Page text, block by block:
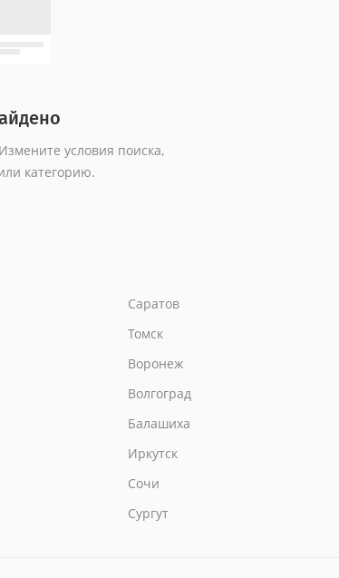
условия поиска,
категорию.
Саратов
Томск
Воронеж
Волгоград
Балашиха
Иркутск
Сочи
Сургут